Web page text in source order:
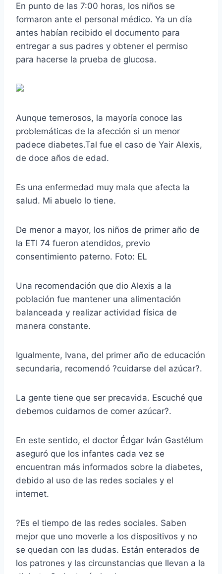
En punto de las 7:00 horas, los niños se
formaron ante el personal médico. Ya un día
antes habían recibido el documento para
entregar a sus padres y obtener el permiso
para hacerse la prueba de glucosa.
Aunque temerosos, la mayoría conoce las
problemáticas de la afección si un menor
padece diabetes.Tal fue el caso de Yair Alexis,
de doce años de edad.
Es una enfermedad muy mala que afecta la
salud. Mi abuelo lo tiene.
De menor a mayor, los niños de primer año de
la ETI 74 fueron atendidos, previo
consentimiento paterno. Foto: EL
Una recomendación que dio Alexis a la
población fue mantener una alimentación
balanceada y realizar actividad física de
manera constante.
Igualmente, Ivana, del primer año de educación
secundaria, recomendó ?cuidarse del azúcar?.
La gente tiene que ser precavida. Escuché que
debemos cuidarnos de comer azúcar?.
En este sentido, el doctor Édgar Iván Gastélum
aseguró que los infantes cada vez se
encuentran más informados sobre la diabetes,
debido al uso de las redes sociales y el
internet.
?Es el tiempo de las redes sociales. Saben
mejor que uno moverle a los dispositivos y no
se quedan con las dudas. Están enterados de
los patrones y las circunstancias que llevan a la